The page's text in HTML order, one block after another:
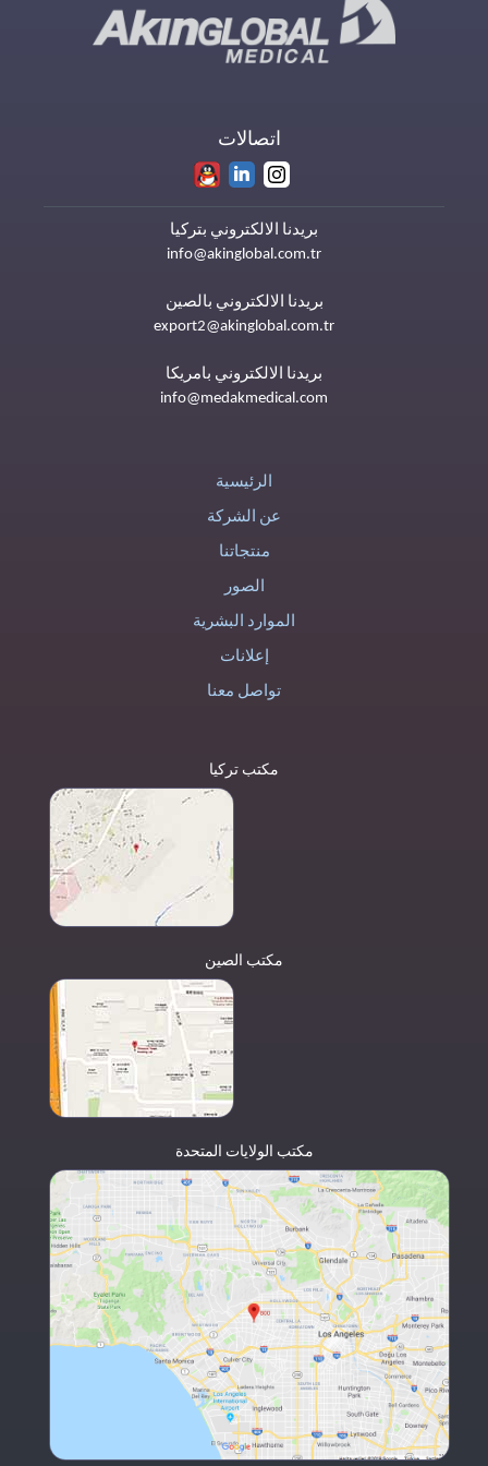
اتصالات
بريدنا الالكتروني بتركيا
info@akinglobal.com.tr
بريدنا الالكتروني بالصين
export2@akinglobal.com.tr
بريدنا الالكتروني بامريكا
info@medakmedical.com
الرئيسية
عن الشركة
منتجاتنا
الصور
الموارد البشرية
إعلانات
تواصل معنا
مكتب تركيا
مكتب الصين
مكتب الولايات المتحدة